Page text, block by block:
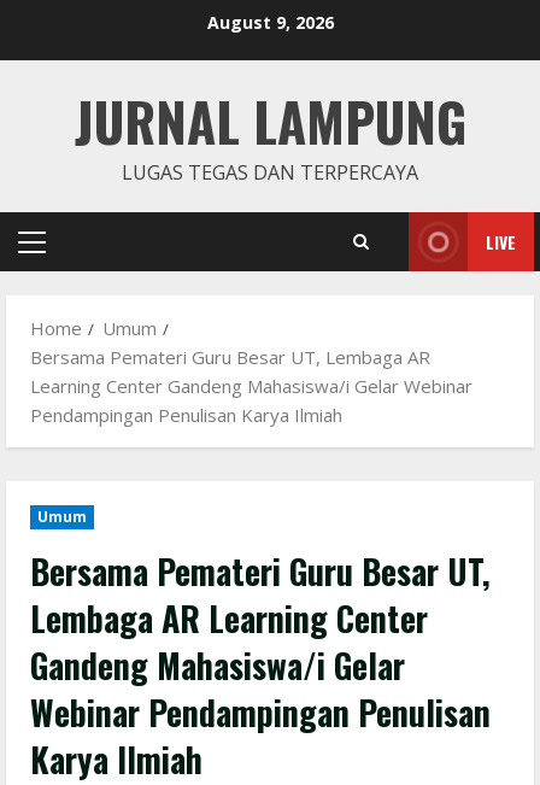
August 9, 2026
JURNAL LAMPUNG
LUGAS TEGAS DAN TERPERCAYA
Primary
LIVE
Home
Umum
Bersama Pemateri Guru Besar UT, Lembaga AR
Learning Center Gandeng Mahasiswa/i Gelar Webinar
Pendampingan Penulisan Karya Ilmiah
Umum
Bersama Pemateri Guru Besar UT,
Lembaga AR Learning Center
Gandeng Mahasiswa/i Gelar
Webinar Pendampingan Penulisan
Karya Ilmiah